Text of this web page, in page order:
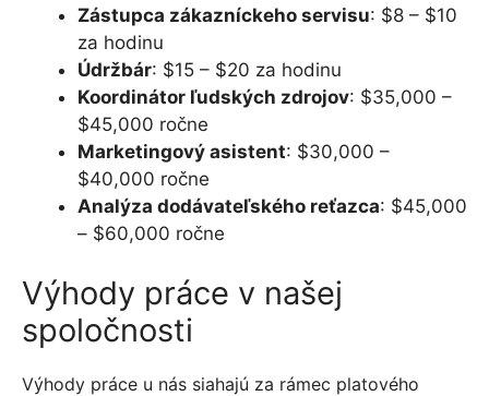
Zástupca zákazníckeho servisu: $8 – $10
za hodinu
Údržbár: $15 – $20 za hodinu
Koordinátor ľudských zdrojov: $35,000 –
$45,000 ročne
Marketingový asistent: $30,000 –
$40,000 ročne
Analýza dodávateľského reťazca: $45,000
– $60,000 ročne
Výhody práce v našej
spoločnosti
Výhody práce u nás siahajú za rámec platového